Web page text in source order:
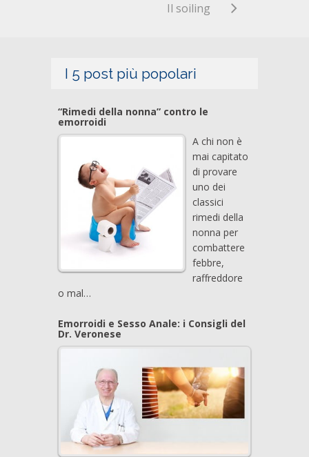
Il soiling
I 5 post più popolari
“Rimedi della nonna” contro le
emorroidi
A chi non è
mai capitato
di provare
uno dei
classici
rimedi della
nonna per
combattere
febbre,
raffreddore
o mal…
Emorroidi e Sesso Anale: i Consigli del
Dr. Veronese